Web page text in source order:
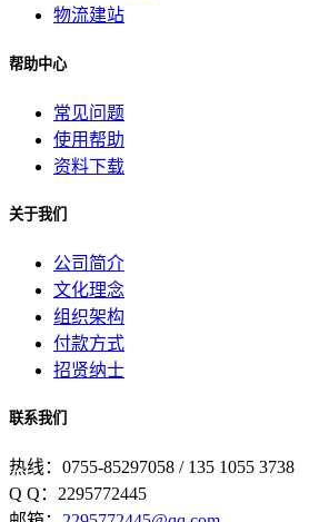
物流建站
帮助中心
常见问题
使用帮助
资料下载
关于我们
公司简介
文化理念
组织架构
付款方式
招贤纳士
联系我们
热线：0755-85297058 / 135 1055 3738
Q Q：2295772445